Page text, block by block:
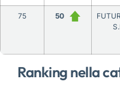
Ranking nella
75 50